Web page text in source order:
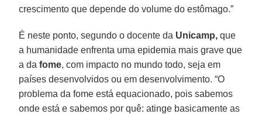
crescimento que depende do volume do estômago.”
É neste ponto, segundo o docente da Unicamp, que
a humanidade enfrenta uma epidemia mais grave que
a dafome, com impacto no mundo todo, seja em
países desenvolvidos ou em desenvolvimento. “O
problema da fome está equacionado, pois sabemos
onde está e sabemos por quê: atinge basicamente as